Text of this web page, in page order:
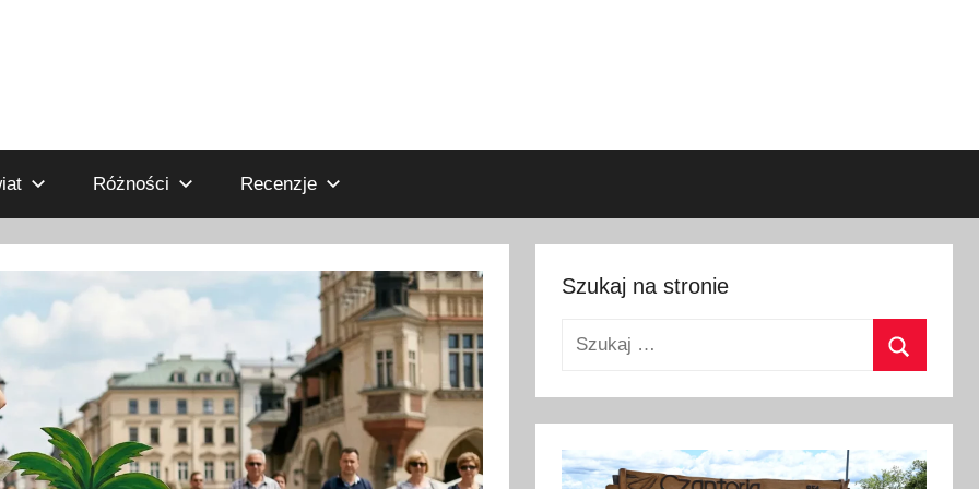
Różności Recenzje
Szukaj na stronie
Szukaj: